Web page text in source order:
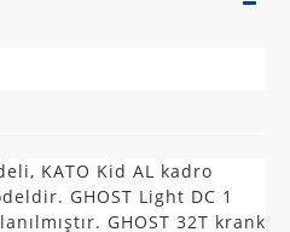
KATO Kid AL kadro
GHOST Light DC 1
GHOST 32T krank